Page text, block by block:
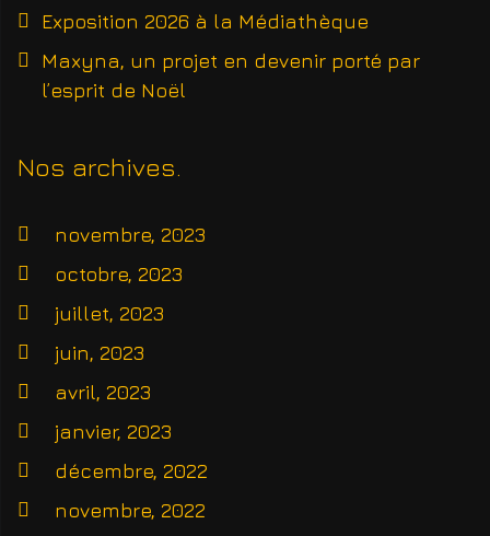
Exposition 2026 à la Médiathèque
Maxyna, un projet en devenir porté par
l’esprit de Noël
Nos archives
novembre, 2023
octobre, 2023
juillet, 2023
juin, 2023
avril, 2023
janvier, 2023
décembre, 2022
novembre, 2022